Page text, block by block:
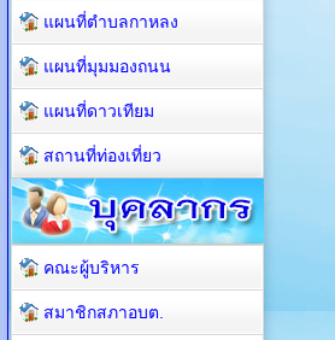
แผนที่ตำบลกาหลง
แผนที่มุมมองถนน
แผนที่ดาวเทียม
สถานที่ท่องเที่ยว
คณะผู้บริหาร
สมาชิกสภาอบต.